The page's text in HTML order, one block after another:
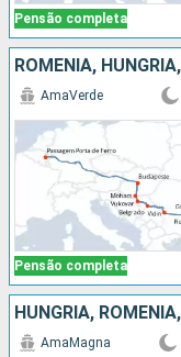
Pensão completa
Pensão completa
AmaVerde
AmaMagna